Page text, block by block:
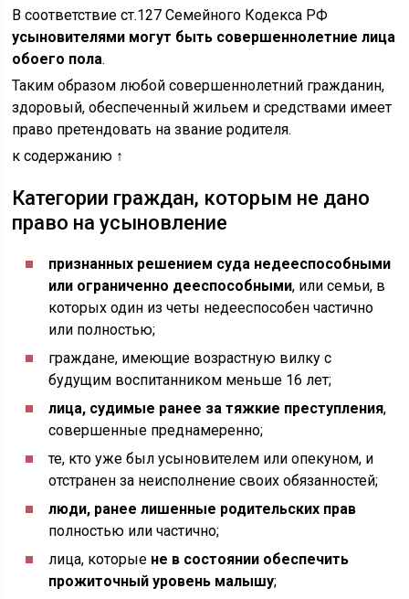
В соответствие ст.127 Семейного Кодекса РФ
усыновителями могут быть совершеннолетние лица
обоего пола.
Таким образом любой совершеннолетний гражданин,
здоровый, обеспеченный жильем и средствами имеет
право претендовать на звание родителя.
к содержанию ↑
Категории граждан, которым не дано
право на усыновление
признанных решением суда недееспособными
или ограниченно дееспособными, или семьи, в
которых один из четы недееспособен частично
или полностью;
граждане, имеющие возрастную вилку с
будущим воспитанником меньше 16 лет;
лица, судимые ранее за тяжкие преступления,
совершенные преднамеренно;
те, кто уже был усыновителем или опекуном, и
отстранен за неисполнение своих обязанностей;
люди, ранее лишенные родительских прав
полностью или частично;
лица, которые не в состоянии обеспечить
прожиточный уровень малышу;